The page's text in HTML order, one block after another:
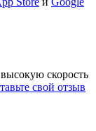
скорость
свой отзыв